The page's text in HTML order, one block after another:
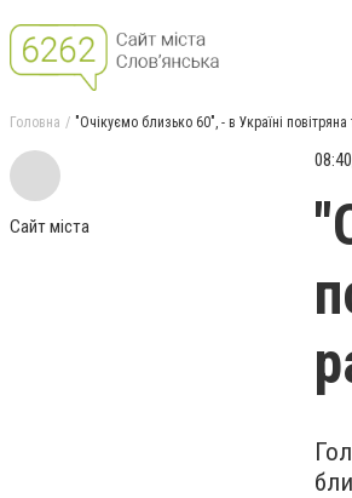
Головна "Очікуємо близько 60", - в Україні
Сайт міста